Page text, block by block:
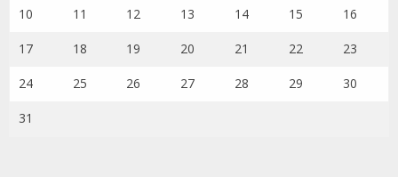
10 11 12 13 14 15 16
17 18 19 20 21 22 23
24 25 26 27 28 29 30
31